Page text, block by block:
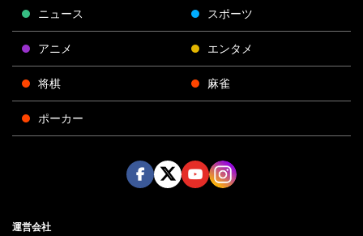
ニュース スポーツ
アニメ エンタメ
将棋 麻雀
ポーカー
運営会社